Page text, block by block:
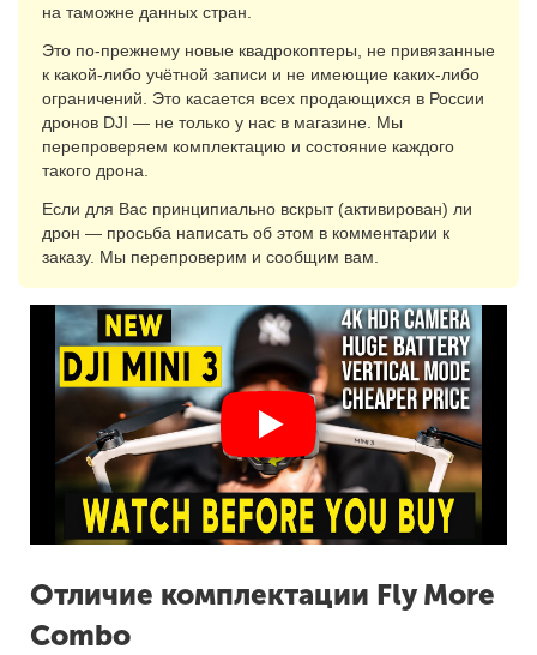
на таможне данных стран.
Это по-прежнему новые квадрокоптеры, не привязанные
к какой-либо учётной записи и не имеющие каких-либо
ограничений. Это касается всех продающихся в России
дронов DJI — не только у нас в магазине. Мы
перепроверяем комплектацию и состояние каждого
такого дрона.
Если для Вас принципиально вскрыт (активирован) ли
дрон — просьба написать об этом в комментарии к
заказу. Мы перепроверим и сообщим вам.
Отличие комплектации Fly More
Combo